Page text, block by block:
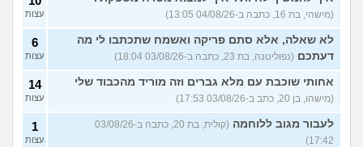
(מישהי, בת 16, כתבה ב-04/08/26 13:05) עצות
לא שאלה, אלא סתם פריקה ואשמח שתכתבו לי מה
דעתכם (נפוליטנה, בת 23, כתבה ב-03/08/26 18:04)
6
עצות
אחותי שוכבת עם מלא גברים וזה מוריד מהכבוד שלי
(מישהו, בן 20, כתב ב-03/08/26 17:53)
14
עצות
לעבור מגוב ללוחמה
(קולית, בת 20, כתבה ב-03/08/26
17:42)
1
עצות